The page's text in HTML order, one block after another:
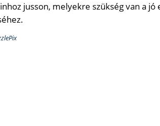
jusson, melyekre szükség van a jó